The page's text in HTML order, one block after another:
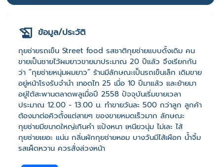
ข้อมูล/ประวัติ
กุยช่ายรถเข็น Street food รสชาติกุยช่ายแบบดั้งเดิม คน
ขายเป็นชายไว้ผมยาวขายมาประมาณ 20 ปีแล้ว จึงเรียกกัน
ว่า “กุยช่ายหนุ่มผมยาว” ร้านมีลักษณะเป็นรถเข็นเล็ก เดิมขาย
อยู่หน้าโรงรับจำนำ เทอดไท 25 เมื่อ 10 ปีมาแล้ว และย้ายมา
อยู่ใต้สะพานตลาดพลูเมื่อปี 2558 ปัจจุบันเริ่มขายเวลา
ประมาณ 12.00 - 13.00 น. ทำขายวันละ 500 กว่าลูก ลูกค้า
ต้องมาต่อคิวตั้งแต่สายๆ ของขายหมดเร็วมาก ลักษณะ
กุยช่ายมีขนาดใหญ่เกินคำ แป้งหนา เหนียวนุ่ม ไม่เละ ไส้
กุยช่ายเยอะ แน่น กลิ่นผักกุยช่ายหอม บางวันมีไส้เผือก น้ำจิ้ม
รสเผ็ดหวาน ควรสั่งล่วงหน้า